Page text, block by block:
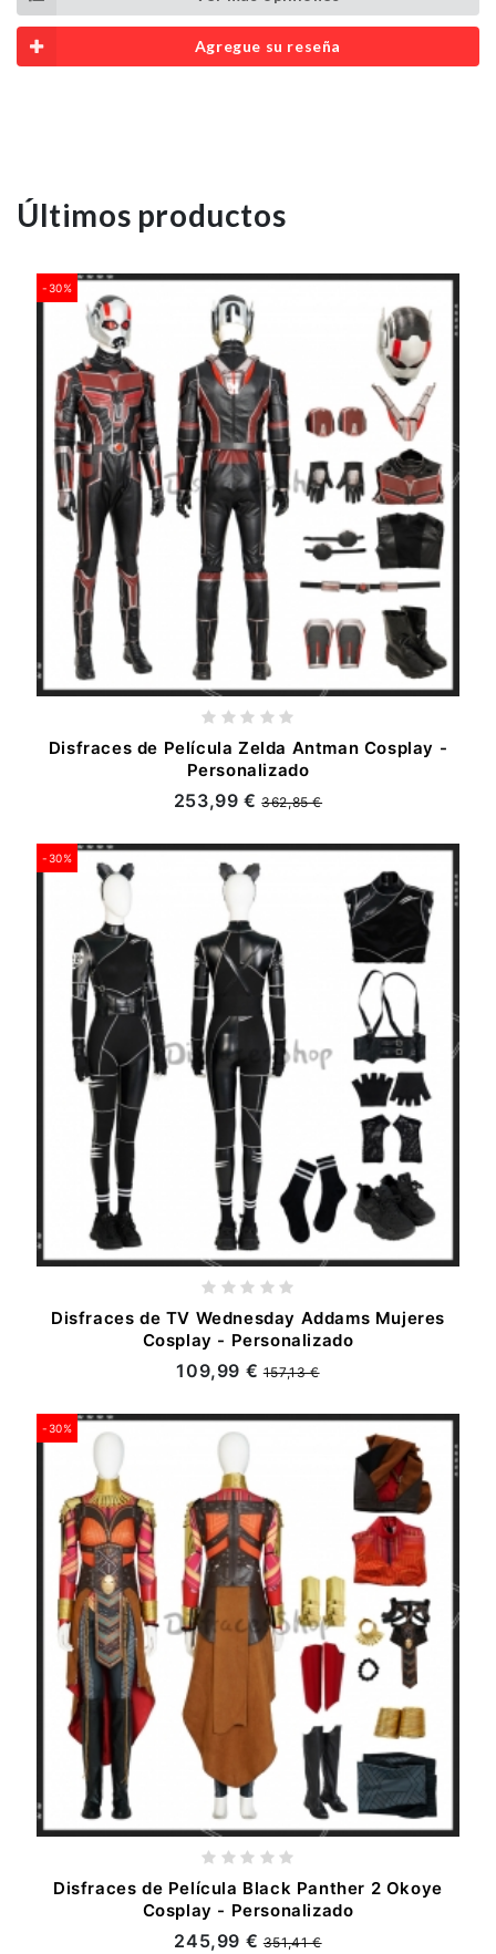
Agregue su reseña
Últimos productos
-30%
Disfraces de Película Zelda Antman Cosplay -
Personalizado
253,99 €362,85 €
-30%
Disfraces de TV Wednesday Addams Mujeres
Cosplay - Personalizado
109,99 €157,13 €
-30%
Disfraces de Película Black Panther 2 Okoye
Cosplay - Personalizado
245,99 €351,41 €